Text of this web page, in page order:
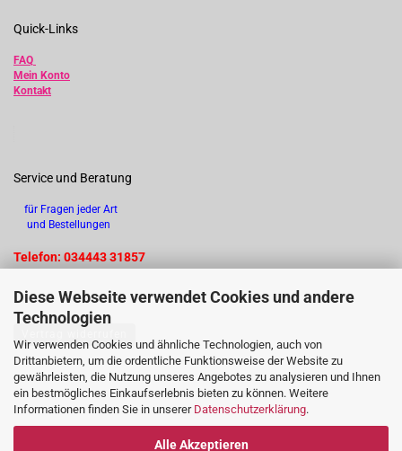
Diese Webseite verwendet Cookies und andere
Technologien
Wir verwenden Cookies und ähnliche Technologien, auch von
Drittanbietern, um die ordentliche Funktionsweise der Website zu
gewährleisten, die Nutzung unseres Angebotes zu analysieren und Ihnen
ein bestmögliches Einkaufserlebnis bieten zu können. Weitere
Informationen finden Sie in unserer Datenschutzerklärung.
Alle Akzeptieren
Quick-Links
FAQ
Mein Konto
Kontakt
Service und Beratung
für Fragen jeder Art
und Bestellungen
Telefon: 034443 31857